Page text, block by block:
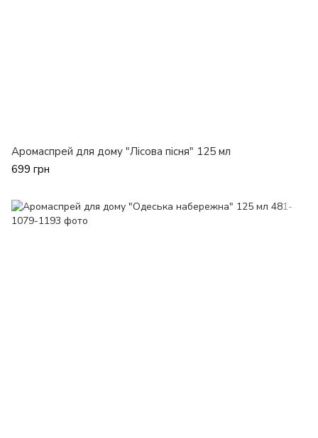
Аромаспрей для дому "Лісова пісня" 125 мл
699 грн